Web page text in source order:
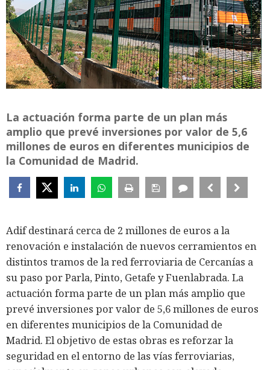
La actuación forma parte de un plan más
amplio que prevé inversiones por valor de 5,6
millones de euros en diferentes municipios de
la Comunidad de Madrid.
Adif destinará cerca de 2 millones de euros a la
renovación e instalación de nuevos cerramientos en
distintos tramos de la red ferroviaria de Cercanías a
su paso por Parla, Pinto, Getafe y Fuenlabrada. La
actuación forma parte de un plan más amplio que
prevé inversiones por valor de 5,6 millones de euros
en diferentes municipios de la Comunidad de
Madrid. El objetivo de estas obras es reforzar la
seguridad en el entorno de las vías ferroviarias,